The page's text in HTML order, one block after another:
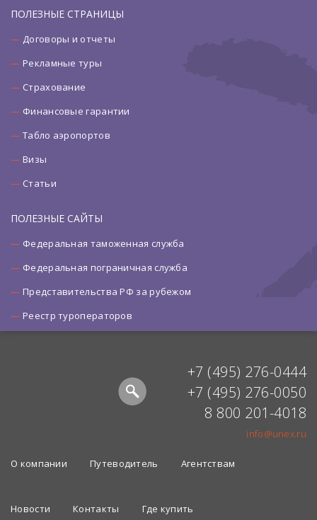
ПОЛЕЗНЫЕ СТРАНИЦЫ
Договоры и отчеты
Рекламные туры
Страхование
Финансовые гарантии
Табло аэропортов
Визы
Статьи
ПОЛЕЗНЫЕ САЙТЫ
Федеральная таможенная служба
Федеральная пограничная служба
Представительства РФ за рубежом
Реестр туроператоров
+7 (495) 276-0444
+7 (495) 276-0050
8 800 201-4018
info@unex.ru
О компании Путеводитель Агентствам
Новости Контакты Где купить